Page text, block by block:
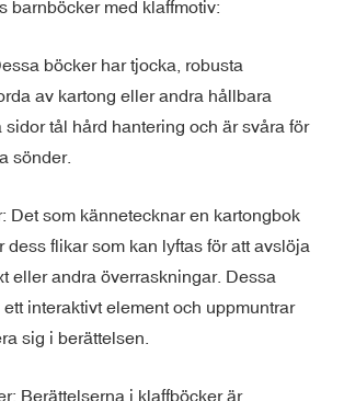
barnböcker med klaffmotiv:
böcker har tjocka, robusta
av kartong eller andra hållbara
sidor tål hård hantering och är svåra för
sönder.
Det som kännetecknar en kartongbok
dess flikar som kan lyftas för att avslöja
eller andra överraskningar. Dessa
interaktivt element och uppmuntrar
sig i berättelsen.
Berättelserna i klaffböcker är